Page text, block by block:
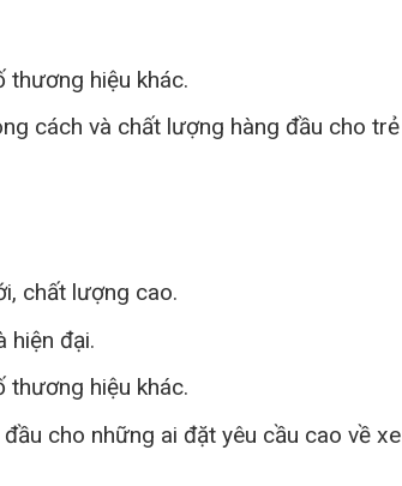
hiệu khác.
cách và chất lượng hàng đầu cho trẻ
chất lượng cao.
hiện đại.
hiệu khác.
cho những ai đặt yêu cầu cao về xe